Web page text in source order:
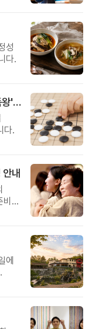
성
다.
제3회 서초구 아버지센터배 '매너 바둑왕' 대회
다.
내
해
에